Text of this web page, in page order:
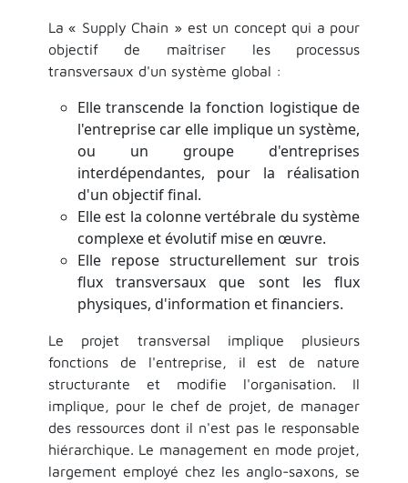
La « Supply Chain » est un concept qui a pour
objectif de maîtriser les processus
transversaux d'un système global :
Elle transcende la fonction logistique de
l'entreprise car elle implique un système,
ou un groupe d'entreprises
interdépendantes, pour la réalisation
d'un objectif final.
Elle est la colonne vertébrale du système
complexe et évolutif mise en œuvre.
Elle repose structurellement sur trois
flux transversaux que sont les flux
physiques, d'information et financiers.
Le projet transversal implique plusieurs
fonctions de l'entreprise, il est de nature
structurante et modifie l'organisation. Il
implique, pour le chef de projet, de manager
des ressources dont il n'est pas le responsable
hiérarchique. Le management en mode projet,
largement employé chez les anglo-saxons, se